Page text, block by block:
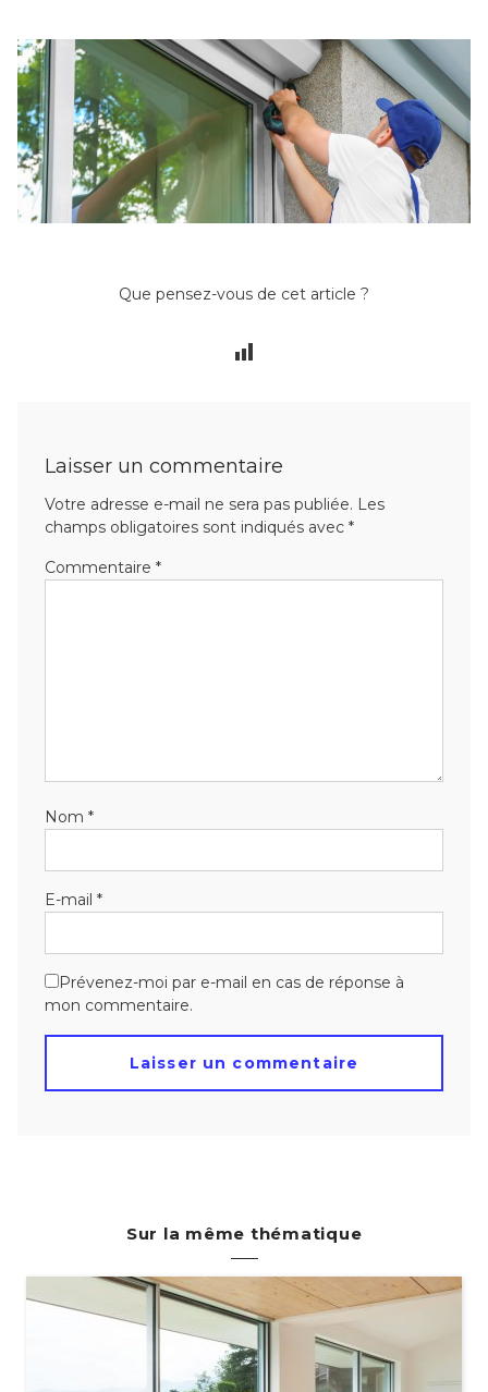
Que pensez-vous de cet article ?
Laisser un commentaire
Votre adresse e-mail ne sera pas publiée. Les
champs obligatoires sont indiqués avec *
Commentaire *
Nom *
E-mail *
Prévenez-moi par e-mail en cas de réponse à
mon commentaire.
Sur la même thématique